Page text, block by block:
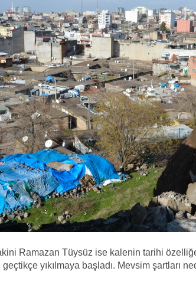
Ramazan Tüysüz ise kalenin tarihi
yıkılmaya başladı. Mevsim şartları